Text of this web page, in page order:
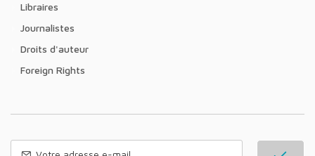
Libraires
Journalistes
Droits d'auteur
Foreign Rights